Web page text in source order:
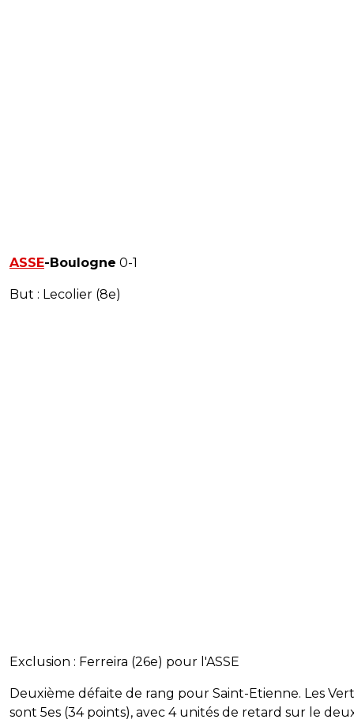
ASSE-Boulogne 0-1
But : Lecolier (8e)
Exclusion : Ferreira (26e) pour l'ASSE
Deuxième défaite de rang pour Saint-Etienne. Les
sont 5es (34 points), avec 4 unités de retard sur le